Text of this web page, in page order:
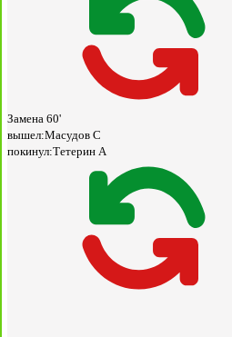
Замена 60'
вышел:Масудов С
покинул:Тетерин А